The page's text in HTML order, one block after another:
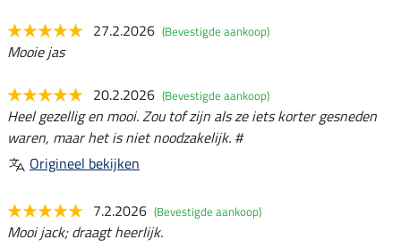
27.2.2026 (Bevestigde aankoop)
Mooie jas
20.2.2026 (Bevestigde aankoop)
Heel gezellig en mooi. Zou tof zijn als ze iets korter gesneden
waren, maar het is niet noodzakelijk. #
Origineel bekijken
7.2.2026 (Bevestigde aankoop)
Mooi jack; draagt heerlijk.